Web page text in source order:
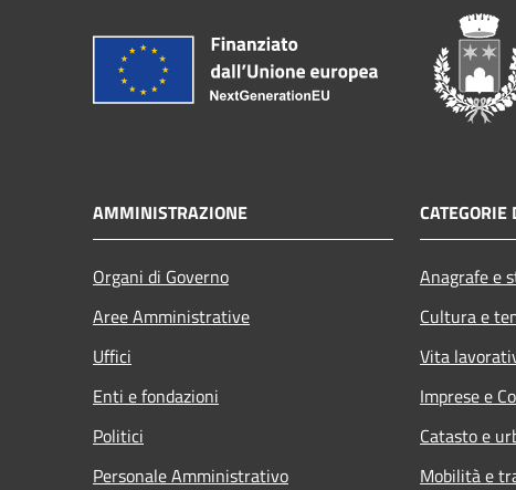
AMMINISTRAZIONE
Organi di Governo
Aree Amministrative
Uffici
Enti e fondazioni
Politici
Personale Amministrativo
Anagrafe e
Cultura e
Vita
Imprese e
Catasto e
Mobilità e